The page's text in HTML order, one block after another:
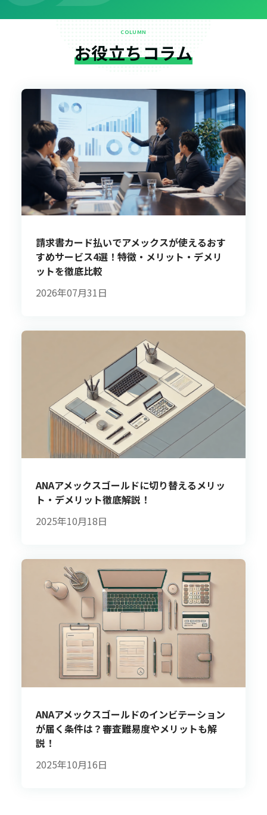
COLUMN
お役立ちコラム
請求書カード払いでアメックスが使えるおす
すめサービス4選！特徴・メリット・デメリ
ットを徹底比較
2026年07月31日
ANAアメックスゴールドに切り替えるメリッ
ト・デメリット徹底解説！
2025年10月18日
ANAアメックスゴールドのインビテーション
が届く条件は？審査難易度やメリットも解
説！
2025年10月16日